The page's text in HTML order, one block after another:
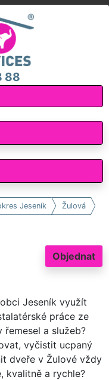
88
Jeseník Žulová
Objednat
Jeseník využít
práce ze
řemesel a služeb?
vyčistit ucpaný
dveře v Žulové vždy
kvalitně a rychle?